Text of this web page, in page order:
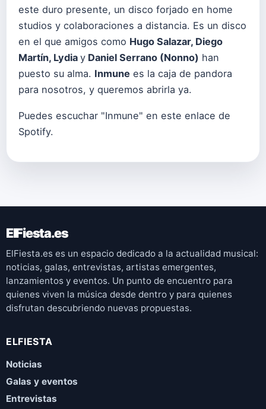
este duro presente, un disco forjado en home
studios y colaboraciones a distancia. Es un disco
en el que amigos como Hugo Salazar, Diego
Martín, Lydia y Daniel Serrano (Nonno) han
puesto su alma. Inmune es la caja de pandora
para nosotros, y queremos abrirla ya.
Puedes escuchar "Inmune" en este enlace de
Spotify.
ElFiesta.es
ElFiesta.es es un espacio dedicado a la actualidad musical:
noticias, galas, entrevistas, artistas emergentes,
lanzamientos y eventos. Un punto de encuentro para
quienes viven la música desde dentro y para quienes
disfrutan descubriendo nuevas propuestas.
ELFIESTA
Noticias
Galas y eventos
Entrevistas